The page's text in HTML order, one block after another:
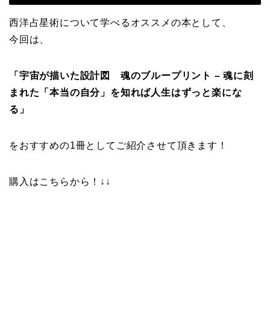
西洋占星術について学べるオススメの本として、
今回は、
「宇宙が描いた設計図 魂のブループリント – 魂に刻
まれた「本当の自分」を知れば人生はずっと楽にな
る」
をおすすめの1冊としてご紹介させて頂きます！
購入はこちらから！↓↓